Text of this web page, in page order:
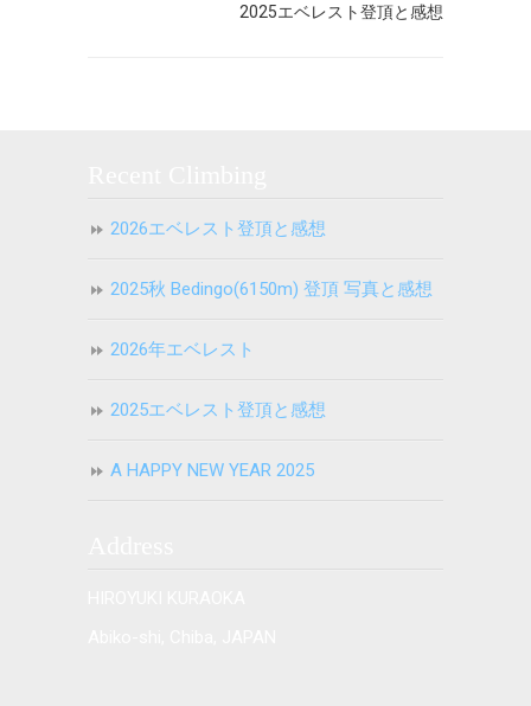
2025エベレスト登頂と感想
2026エベレスト登頂と感想
2025秋 Bedingo(6150m) 登頂 写真と感想
2026年エベレスト
2025エベレスト登頂と感想
A HAPPY NEW YEAR 2025